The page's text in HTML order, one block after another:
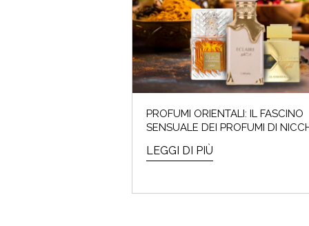
I saldi
PROFUMI ORIENTALI: IL FASCINO
SENSUALE DEI PROFUMI DI
LEGGI DI PIÙ